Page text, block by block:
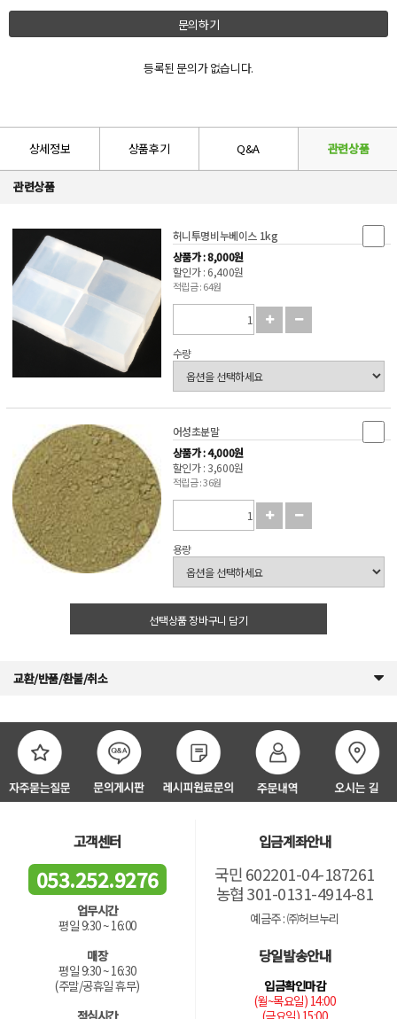
문의하기
등록된 문의가 없습니다.
상세정보 상품후기 Q&A 관련상품
관련상품
허니투명비누베이스 1kg
상품가 : 8,000원
할인가 : 6,400원
적립금 : 64원
수량
어성초분말
상품가 : 4,000원
할인가 : 3,600원
적립금 : 36원
용량
선택상품 장바구니 담기
교환/반품/환불/취소
고객센터
053.252.9276
업무시간
평일 9:30 ~ 16:00
매장
평일 9:30 ~ 16:30
(주말/공휴일 휴무)
점심시간
입금계좌안내
국민 602201-04-187261
농협 301-0131-4914-81
예금주 : ㈜허브누리
당일발송안내
입금확인마감
(월~목요일) 14:00
(금요일) 15:00